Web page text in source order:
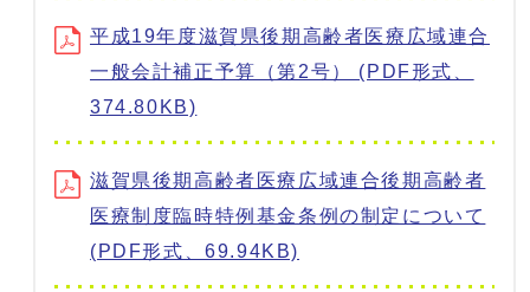
平成19年度滋賀県後期高齢者医療広域連合
一般会計補正予算（第2号） (PDF形式、
374.80KB)
滋賀県後期高齢者医療広域連合後期高齢者
医療制度臨時特例基金条例の制定について
(PDF形式、69.94KB)